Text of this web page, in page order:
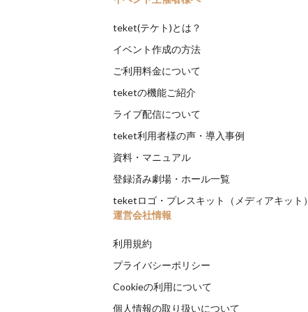
teket(テケト)とは？
イベント作成の方法
ご利用料金について
teketの機能ご紹介
ライブ配信について
teket利用者様の声・導入事例
資料・マニュアル
登録済み劇場・ホール一覧
teketロゴ・プレスキット（メディアキット）
運営会社情報
利用規約
プライバシーポリシー
Cookieの利用について
個人情報の取り扱いについて